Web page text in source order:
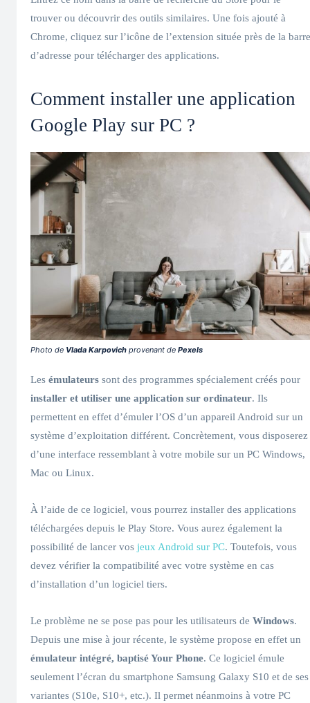
trouver ou découvrir des outils similaires. Une fois ajouté à
Chrome, cliquez sur l’icône de l’extension située près de la barre
d’adresse pour télécharger des applications.
Comment installer une application
Google Play sur PC ?
Photo de Vlada Karpovich provenant de Pexels
Les émulateurs sont des programmes spécialement créés pour
installer et utiliser une application sur ordinateur. Ils
permettent en effet d’émuler l’OS d’un appareil Android sur un
système d’exploitation différent. Concrètement, vous disposerez
d’une interface ressemblant à votre mobile sur un PC Windows,
Mac ou Linux.
À l’aide de ce logiciel, vous pourrez installer des applications
téléchargées depuis le Play Store. Vous aurez également la
possibilité de lancer vos jeux Android sur PC. Toutefois, vous
devez vérifier la compatibilité avec votre système en cas
d’installation d’un logiciel tiers.
Le problème ne se pose pas pour les utilisateurs de Windows.
Depuis une mise à jour récente, le système propose en effet un
émulateur intégré, baptisé Your Phone. Ce logiciel émule
seulement l’écran du smartphone Samsung Galaxy S10 et de ses
variantes (S10e, S10+, etc.). Il permet néanmoins à votre PC